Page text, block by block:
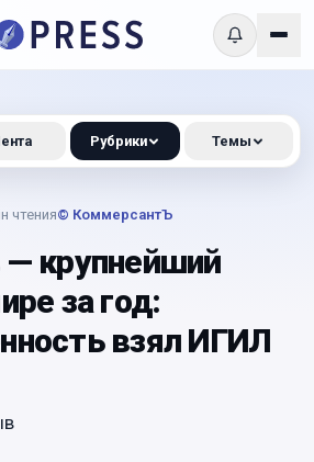
чтения© КоммерсантЪ
крупнейший
за год:
взял ИГИЛ
Рубрики Темы